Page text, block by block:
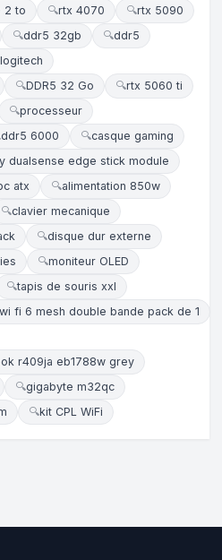
2 to 🔍rtx 4070 🔍rtx 5090
🔍ddr5 32gb 🔍ddr5
logitech
🔍DDR5 32 Go 🔍rtx 5060 ti
🔍processeur
ddr5 6000 🔍casque gaming
dualsense edge stick module
atx 🔍alimentation 850w
🔍clavier mecanique
🔍disque dur externe
🔍moniteur OLED
🔍tapis de souris xxl
fi 6 mesh double bande pack de 1
r409ja eb1788w grey
🔍gigabyte m32qc
🔍kit CPL WiFi